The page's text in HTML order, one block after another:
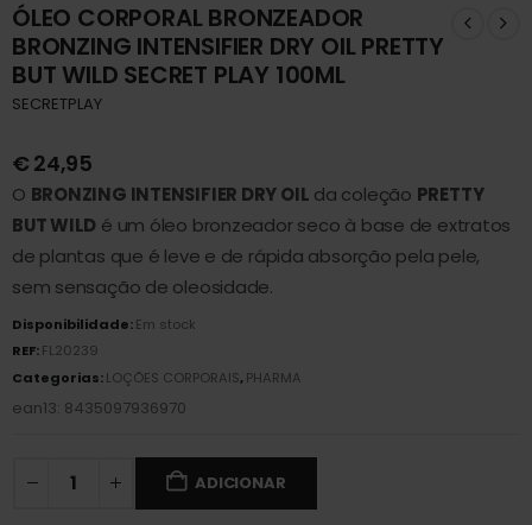
ÓLEO CORPORAL BRONZEADOR
BRONZING INTENSIFIER DRY OIL PRETTY
BUT WILD SECRET PLAY 100ML
SECRETPLAY
€ 24,95
O BRONZING INTENSIFIER DRY OIL da coleção PRETTY
BUT WILD é um óleo bronzeador seco à base de extratos
de plantas que é leve e de rápida absorção pela pele,
sem sensação de oleosidade.
Disponibilidade:Em stock
REF:FL20239
Categorias:LOÇÕES CORPORAIS,PHARMA
ean13: 8435097936970
ADICIONAR